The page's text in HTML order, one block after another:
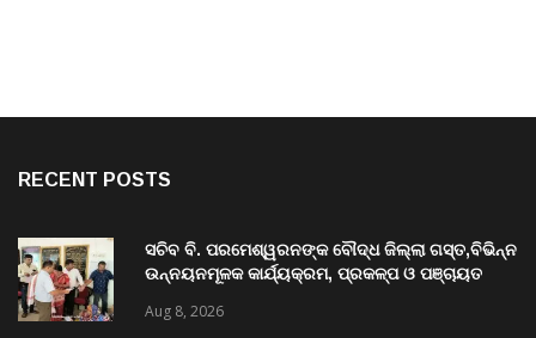
RECENT POSTS
ସଚିବ ବି. ପରମେଶ୍ୱରନଙ୍କ ବୌଦ୍ଧ ଜିଲ୍ଲା ଗସ୍ତ,ବିଭିନ୍ନ
ଉନ୍ନୟନମୂଳକ କାର୍ଯ୍ୟକ୍ରମ, ପ୍ରକଳ୍ପ ଓ ପଞ୍ଚାୟତ
Aug 8, 2026